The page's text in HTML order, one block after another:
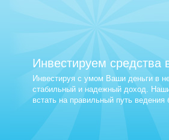
Инвестируем средства
Инвестируя с умом Ваши деньги в
стабильный и надежный доход.
встать на правильный путь